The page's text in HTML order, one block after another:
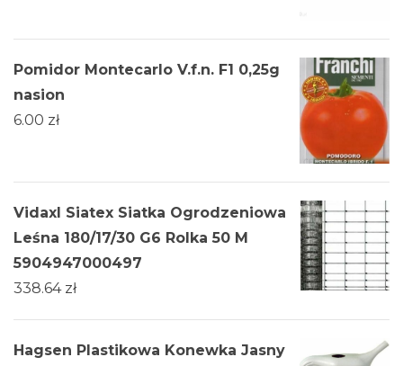
Pomidor Montecarlo V.f.n. F1 0,25g
nasion
6.00 zł
Vidaxl Siatex Siatka Ogrodzeniowa
Leśna 180/17/30 G6 Rolka 50 M
5904947000497
338.64 zł
Hagsen Plastikowa Konewka Jasny